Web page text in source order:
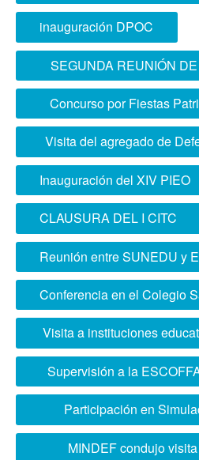
inauguración DPOC
SEGUNDA REUNIÓN
Concurso por Fiestas
José de
Visita del agregado de
Inauguración del XIV PIEO
CLAUSURA DEL I CITC
Reunión entre SUNEDU y
Conferencia en el Colegio
Visita a instituciones
Brasil
Supervisión a la
calidad
Participación en
MINDEF condujo